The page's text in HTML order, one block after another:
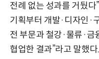
전례 없는 성과를 거뒀
기획부터 개발·디자인·
전 부문과 철강·물류·금
협업한 결과”라고 말했다.